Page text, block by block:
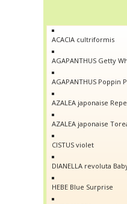
ACACIA cultriformis
AGAPANTHUS Getty
AGAPANTHUS Poppin
AZALEA japonaise
AZALEA japonaise
CISTUS violet
DIANELLA revoluta
HEBE Blue Surprise